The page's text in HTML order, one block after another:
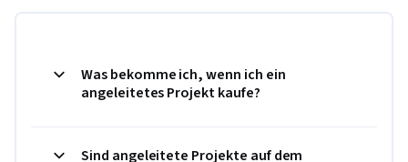
Was bekomme ich, wenn ich ein
angeleitetes Projekt kaufe?
Sind angeleitete Projekte auf dem